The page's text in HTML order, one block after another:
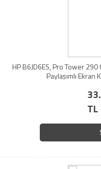
HP B6JD6ES, Pro Tower 290 G9,
Paylaşımlı Ekran
TL